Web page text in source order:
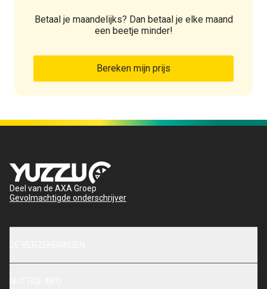
Betaal je maandelijks? Dan betaal je elke maand
een beetje minder!
Bereken mijn prijs
Deel van de AXA Groep
Gevolmachtigde onderschrijver